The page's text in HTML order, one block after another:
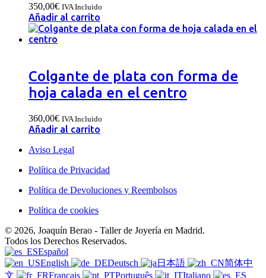
350,00€ IVA Incluido
Añadir al carrito
Colgante de plata con forma de
hoja calada en el centro
360,00€ IVA Incluido
Añadir al carrito
Aviso Legal
Política de Privacidad
Política de Devoluciones y Reembolsos
Política de cookies
© 2026, Joaquín Berao - Taller de Joyería en Madrid.
Todos los Derechos Reservados.
Español
English
Deutsch 日本語
简体中
文
Français Português Italiano